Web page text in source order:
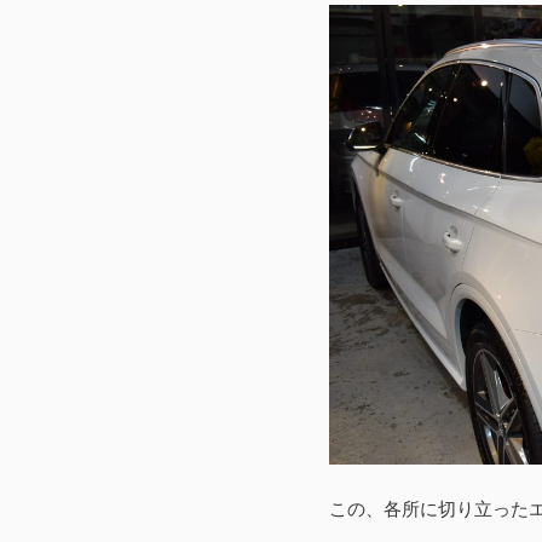
この、各所に切り立った